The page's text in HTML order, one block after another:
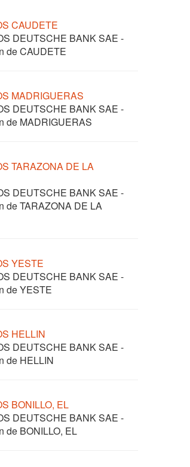
CAUDETE
DEUTSCHE BANK SAE -
de CAUDETE
MADRIGUERAS
DEUTSCHE BANK SAE -
de MADRIGUERAS
TARAZONA DE LA
DEUTSCHE BANK SAE -
de TARAZONA DE LA
YESTE
DEUTSCHE BANK SAE -
de YESTE
HELLIN
DEUTSCHE BANK SAE -
de HELLIN
BONILLO, EL
DEUTSCHE BANK SAE -
de BONILLO, EL